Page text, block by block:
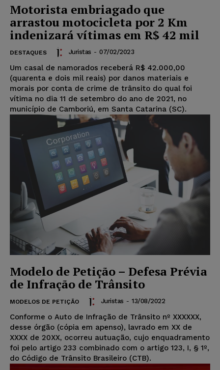
Motorista embriagado que
arrastou motocicleta por 2 Km
indenizará vítimas em R$ 42 mil
DESTAQUES Juristas - 07/02/2023
Um casal de namorados receberá R$ 42.000,00
(quarenta e dois mil reais) por danos materiais e
morais por conta de crime de trânsito do qual foi
vítima no dia 11 de setembro do ano de 2021, no
município de Camboriú, em Santa Catarina (SC).
Modelo de Petição – Defesa Prévia
de Infração de Trânsito
MODELOS DE PETIÇÃO Juristas - 13/08/2022
Conforme o Auto de Infração de Trânsito nº XXXXXX,
desse órgão (cópia em apenso), lavrado em XX de
XXXX de 20XX, ocorreu autuação, cujo enquadramento
foi pelo artigo 233 combinado com o artigo 123, I, § 1º,
do Código de Trânsito Brasileiro (CTB).